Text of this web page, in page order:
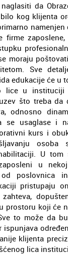
da
kog klijenta
firme
moraju
Sve
edukacije će u
lice u
što treba da
odnosno
se usaglase i
kurs i
U tom
u
poslovnica
pristupaju
zahteva,
prostoru koji će
to može da
klijenta
lica